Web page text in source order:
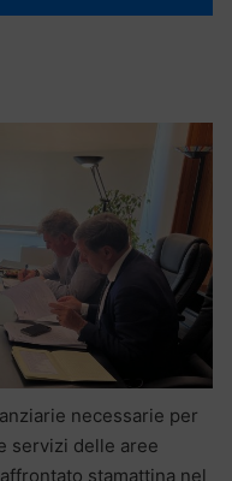
necessarie per
servizi delle aree
stamattina nel